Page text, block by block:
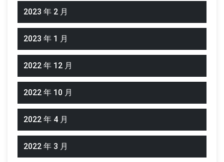
2023 年 2 月
2023 年 1 月
2022 年 12 月
2022 年 10 月
2022 年 4 月
2022 年 3 月